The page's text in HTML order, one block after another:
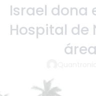
Israel dona
Hospital de